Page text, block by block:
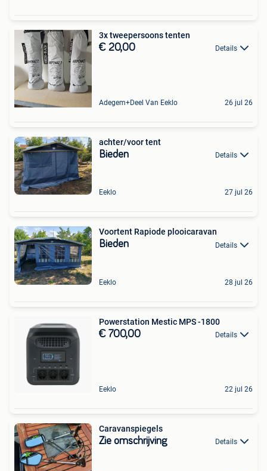
3x tweepersoons tenten
€ 20,00 Details
Adegem+Deel Van Eeklo 26 jul 26
achter/voor tent
Bieden Details
Eeklo 27 jul 26
Voortent Rapiode plooicaravan
Bieden Details
Eeklo 28 jul 26
Powerstation Mestic MPS -1800
€ 700,00 Details
Eeklo 22 jul 26
Caravanspiegels
Zie omschrijving Details